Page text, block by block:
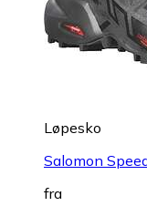
Løpesko
Salomon
fra